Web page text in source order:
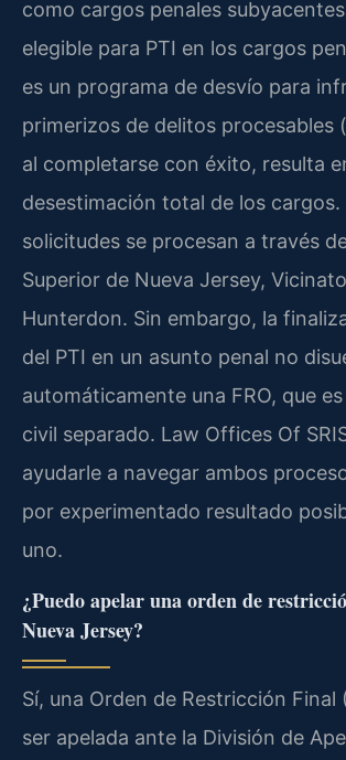
como cargos penales
elegible para PTI en los cargos
es un programa de desvío para
primerizos de delitos procesables
al completarse con éxito, resulta
desestimación total de los cargos.
solicitudes se procesan a través
Superior de Nueva Jersey,
Hunterdon. Sin embargo, la
del PTI en un asunto penal no
automáticamente una FRO, que
civil separado. Law Offices Of
ayudarle a navegar ambos
por experimentado resultado
uno.
¿Puedo apelar una orden de
Nueva Jersey?
Sí, una Orden de Restricción Final
ser apelada ante la División de